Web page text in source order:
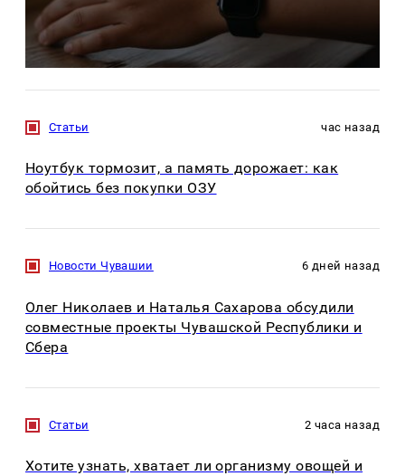
Статьи час назад
Ноутбук тормозит, а память дорожает: как
обойтись без покупки ОЗУ
Новости Чувашии 6 дней назад
Олег Николаев и Наталья Сахарова обсудили
совместные проекты Чувашской Республики и
Сбера
Статьи 2 часа назад
Хотите узнать, хватает ли организму овощей и